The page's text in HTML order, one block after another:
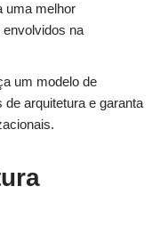
uma melhor
na
um modelo de
arquitetura e garanta